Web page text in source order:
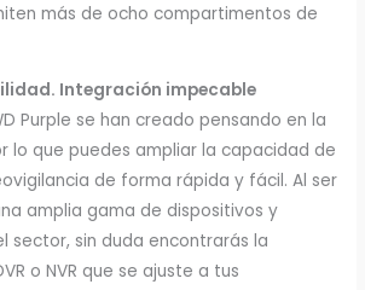
más de ocho compartimentos de
Integración impecable
Purple se han creado pensando en la
lo que puedes ampliar la capacidad de
de forma rápida y fácil. Al ser
amplia gama de dispositivos y
sector, sin duda encontrarás la
o NVR que se ajuste a tus